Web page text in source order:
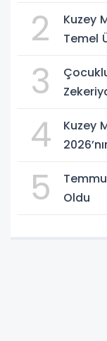
2
Kuzey
Temel
3
4
Kuzey
5
Oldu